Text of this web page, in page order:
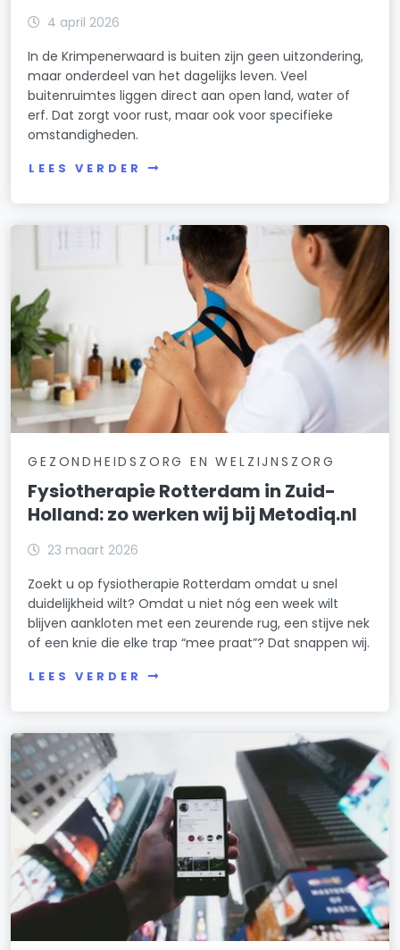
4 april 2026
In de Krimpenerwaard is buiten zijn geen uitzondering,
maar onderdeel van het dagelijks leven. Veel
buitenruimtes liggen direct aan open land, water of
erf. Dat zorgt voor rust, maar ook voor specifieke
omstandigheden.
LEES VERDER
GEZONDHEIDSZORG EN WELZIJNSZORG
Fysiotherapie Rotterdam in Zuid-
Holland: zo werken wij bij Metodiq.nl
23 maart 2026
Zoekt u op fysiotherapie Rotterdam omdat u snel
duidelijkheid wilt? Omdat u niet nóg een week wilt
blijven aankloten met een zeurende rug, een stijve nek
of een knie die elke trap “mee praat”? Dat snappen wij.
LEES VERDER